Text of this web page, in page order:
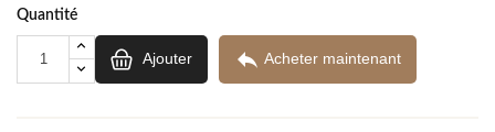
Quantité
Ajouter  Acheter maintenant